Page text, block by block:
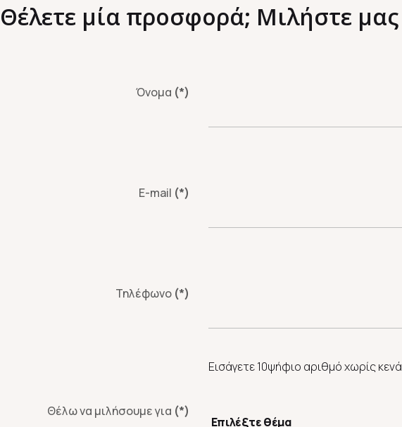
Θέλετε μία προσφορά; Μιλήστε μας
Όνομα (*)
E-mail (*)
Τηλέφωνο (*)
Εισάγετε 10ψήφιο αριθμό χωρίς κενά
Θέλω να μιλήσουμε για (*)